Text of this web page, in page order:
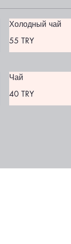
Холодный чай
55 TRY
Чай
40 TRY